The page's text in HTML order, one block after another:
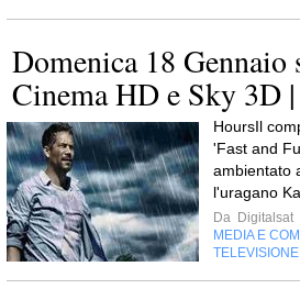
Domenica 18
Cinema HD e Sky 3D
HoursIl
'Fast and
ambientato
l'uragano
Da Digitalsat
MEDIA E
TELEVISIONE